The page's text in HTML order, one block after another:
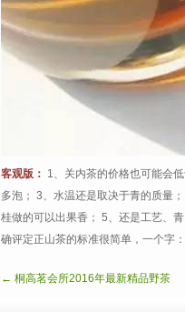
客观版： 1、关内茶的价格也可能会
多泡； 3、水温还是取决于青的质量
桂做的可以出果香； 5、还是工艺、
确评定正山茶的标准很简单，一个字
← 桐高茗会所2016年最新精品野茶